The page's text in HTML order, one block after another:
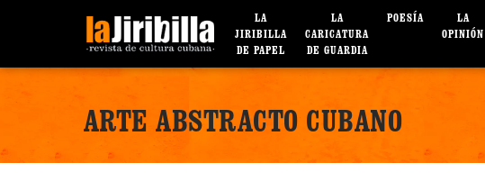
LA
JIRIBILLA
DE PAPEL
LA
CARICATURA
DE GUARDIA
POESÍA
LA
OPINIÓN
ARTE ABSTRACTO CUBANO